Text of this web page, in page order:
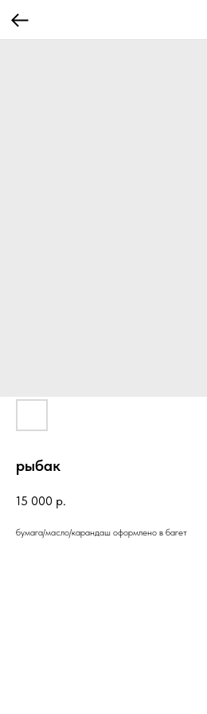
рыбак
15 000 р.
бумага/масло/карандаш оформлено в багет